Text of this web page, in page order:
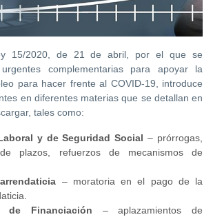
15/2020, de 21 de abril, por el que se
complementarias para apoyar la
para hacer frente al COVID-19, introduce
en diferentes materias que se detallan en
tales como:
y de Seguridad Social – prórrogas,
plazos, refuerzos de mecanismos de
– moratoria en el pago de la
de Financiación – aplazamientos de